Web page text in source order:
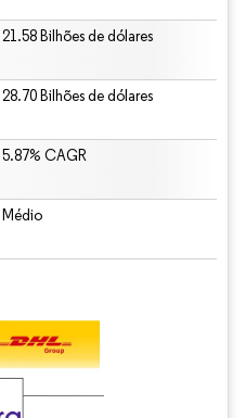
21.58 Bilhões de dólares
28.70 Bilhões de dólares
5.87% CAGR
Médio
requer atribuição conforme CC BY 4.0.